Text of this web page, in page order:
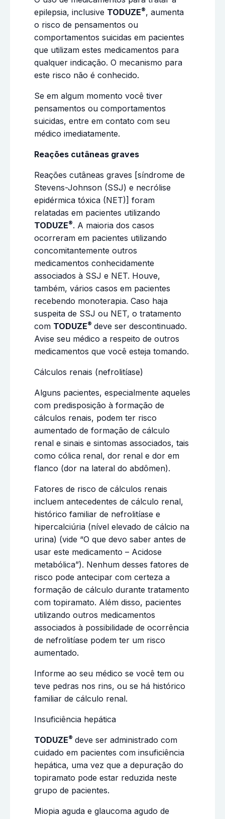
epilepsia, inclusive TODUZE®, aumenta
o risco de pensamentos ou
comportamentos suicidas em pacientes
que utilizam estes medicamentos para
qualquer indicação. O mecanismo para
este risco não é conhecido.
Se em algum momento você tiver
pensamentos ou comportamentos
suicidas, entre em contato com seu
médico imediatamente.
Reações cutâneas graves
Reações cutâneas graves [síndrome de
Stevens-Johnson (SSJ) e necrólise
epidérmica tóxica (NET)] foram
relatadas em pacientes utilizando
TODUZE®. A maioria dos casos
ocorreram em pacientes utilizando
concomitantemente outros
medicamentos conhecidamente
associados à SSJ e NET. Houve,
também, vários casos em pacientes
recebendo monoterapia. Caso haja
suspeita de SSJ ou NET, o tratamento
com TODUZE® deve ser descontinuado.
Avise seu médico a respeito de outros
medicamentos que você esteja tomando.
Cálculos renais (nefrolitíase)
Alguns pacientes, especialmente aqueles
com predisposição à formação de
cálculos renais, podem ter risco
aumentado de formação de cálculo
renal e sinais e sintomas associados, tais
como cólica renal, dor renal e dor em
flanco (dor na lateral do abdômen).
Fatores de risco de cálculos renais
incluem antecedentes de cálculo renal,
histórico familiar de nefrolitíase e
hipercalciúria (nível elevado de cálcio na
urina) (vide “O que devo saber antes de
usar este medicamento – Acidose
metabólica”). Nenhum desses fatores de
risco pode antecipar com certeza a
formação de cálculo durante tratamento
com topiramato. Além disso, pacientes
utilizando outros medicamentos
associados à possibilidade de ocorrência
de nefrolitíase podem ter um risco
aumentado.
Informe ao seu médico se você tem ou
teve pedras nos rins, ou se há histórico
familiar de cálculo renal.
Insuficiência hepática
TODUZE® deve ser administrado com
cuidado em pacientes com insuficiência
hepática, uma vez que a depuração do
topiramato pode estar reduzida neste
grupo de pacientes.
Miopia aguda e glaucoma agudo de